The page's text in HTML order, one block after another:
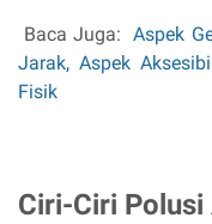
Baca Juga:Aspek
Jarak, Aspek
Fisik
Ciri-Ciri Polusi